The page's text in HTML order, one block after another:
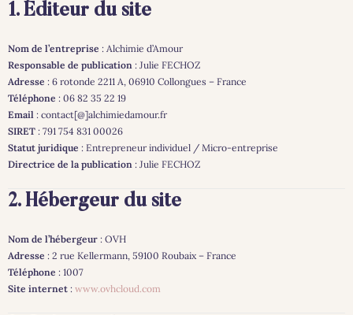
1. Éditeur du site
Nom de l’entreprise : Alchimie d’Amour
Responsable de publication : Julie FECHOZ
Adresse : 6 rotonde 2211 A, 06910 Collongues – France
Téléphone : 06 82 35 22 19
Email : contact[@]alchimiedamour.fr
SIRET : 791 754 831 00026
Statut juridique : Entrepreneur individuel / Micro-entreprise
Directrice de la publication : Julie FECHOZ
2. Hébergeur du site
Nom de l’hébergeur : OVH
Adresse : 2 rue Kellermann, 59100 Roubaix – France
Téléphone : 1007
Site internet : www.ovhcloud.com